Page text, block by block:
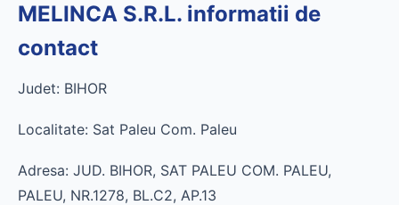
MELINCA S.R.L. informatii de
contact
Judet: BIHOR
Localitate: Sat Paleu Com. Paleu
Adresa: JUD. BIHOR, SAT PALEU COM. PALEU,
PALEU, NR.1278, BL.C2, AP.13